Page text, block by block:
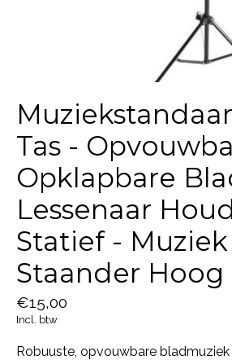
Tas -
Opklapbare
Lessenaar
Statief - Muziek
Staander Hoog
€15,00
Incl. btw
Robuuste, opvouwbare